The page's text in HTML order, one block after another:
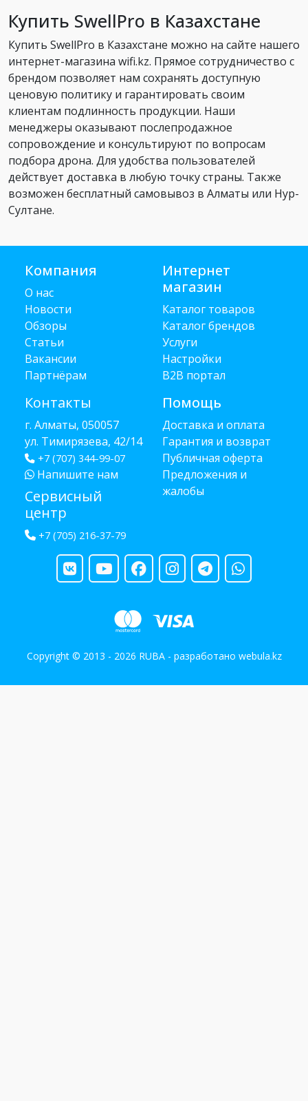
Купить SwellPro в Казахстане
Купить SwellPro в Казахстане можно на сайте нашего
интернет-магазина wifi.kz. Прямое сотрудничество с
брендом позволяет нам сохранять доступную
ценовую политику и гарантировать своим
клиентам подлинность продукции. Наши
менеджеры оказывают послепродажное
сопровождение и консультируют по вопросам
подбора дрона. Для удобства пользователей
действует доставка в любую точку страны. Также
возможен бесплатный самовывоз в Алматы или Нур-
Султане.
Компания
О нас
Новости
Обзоры
Статьи
Вакансии
Партнёрам
Контакты
г. Алматы, 050057
ул. Тимирязева, 42/14
+7 (707) 344-99-07
Напишите нам
Сервисный
центр
+7 (705) 216-37-79
Интернет
магазин
Каталог товаров
Каталог брендов
Услуги
Настройки
B2B портал
Помощь
Доставка и оплата
Гарантия и возврат
Публичная оферта
Предложения и
жалобы
Copyright © 2013 - 2026 RUBA - разработано webula.kz